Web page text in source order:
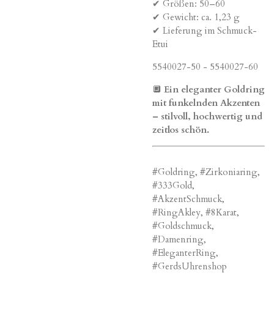
✔ Größen: 50–60
✔ Gewicht: ca. 1,23 g
✔ Lieferung im Schmuck-
Etui
5540027-50 - 5540027-60
🔲 Ein eleganter Goldring
mit funkelnden Akzenten
– stilvoll, hochwertig und
zeitlos schön.
#Goldring, #Zirkoniaring,
#333Gold,
#AkzentSchmuck,
#RingAkley, #8Karat,
#Goldschmuck,
#Damenring,
#EleganterRing,
#GerdsUhrenshop